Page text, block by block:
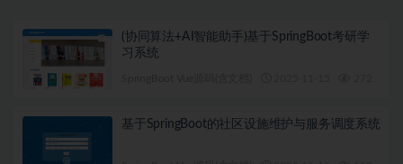
(协同算法+AI智能助手)基于SpringBoot考研学
习系统
基于SpringBoot的社区设施维护与服务调度系统